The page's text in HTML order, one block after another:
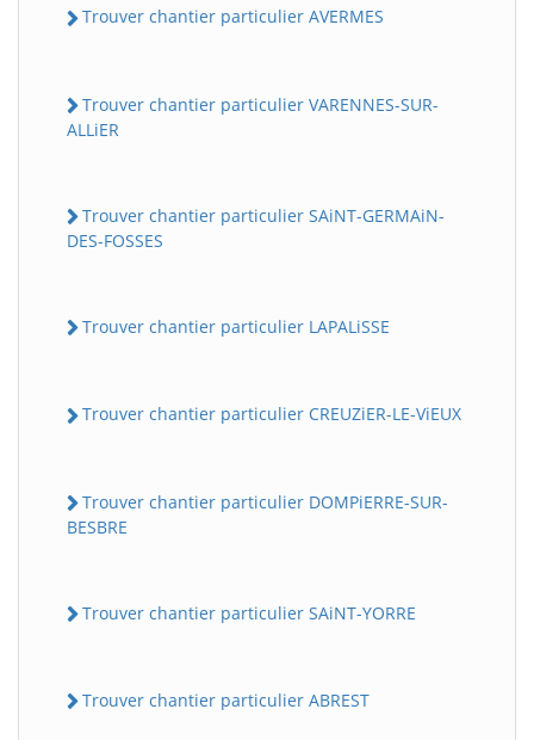
Trouver chantier particulier AVERMES
Trouver chantier particulier VARENNES-SUR-
ALLiER
Trouver chantier particulier SAiNT-GERMAiN-
DES-FOSSES
Trouver chantier particulier LAPALiSSE
Trouver chantier particulier CREUZiER-LE-ViEUX
Trouver chantier particulier DOMPiERRE-SUR-
BESBRE
Trouver chantier particulier SAiNT-YORRE
Trouver chantier particulier ABREST